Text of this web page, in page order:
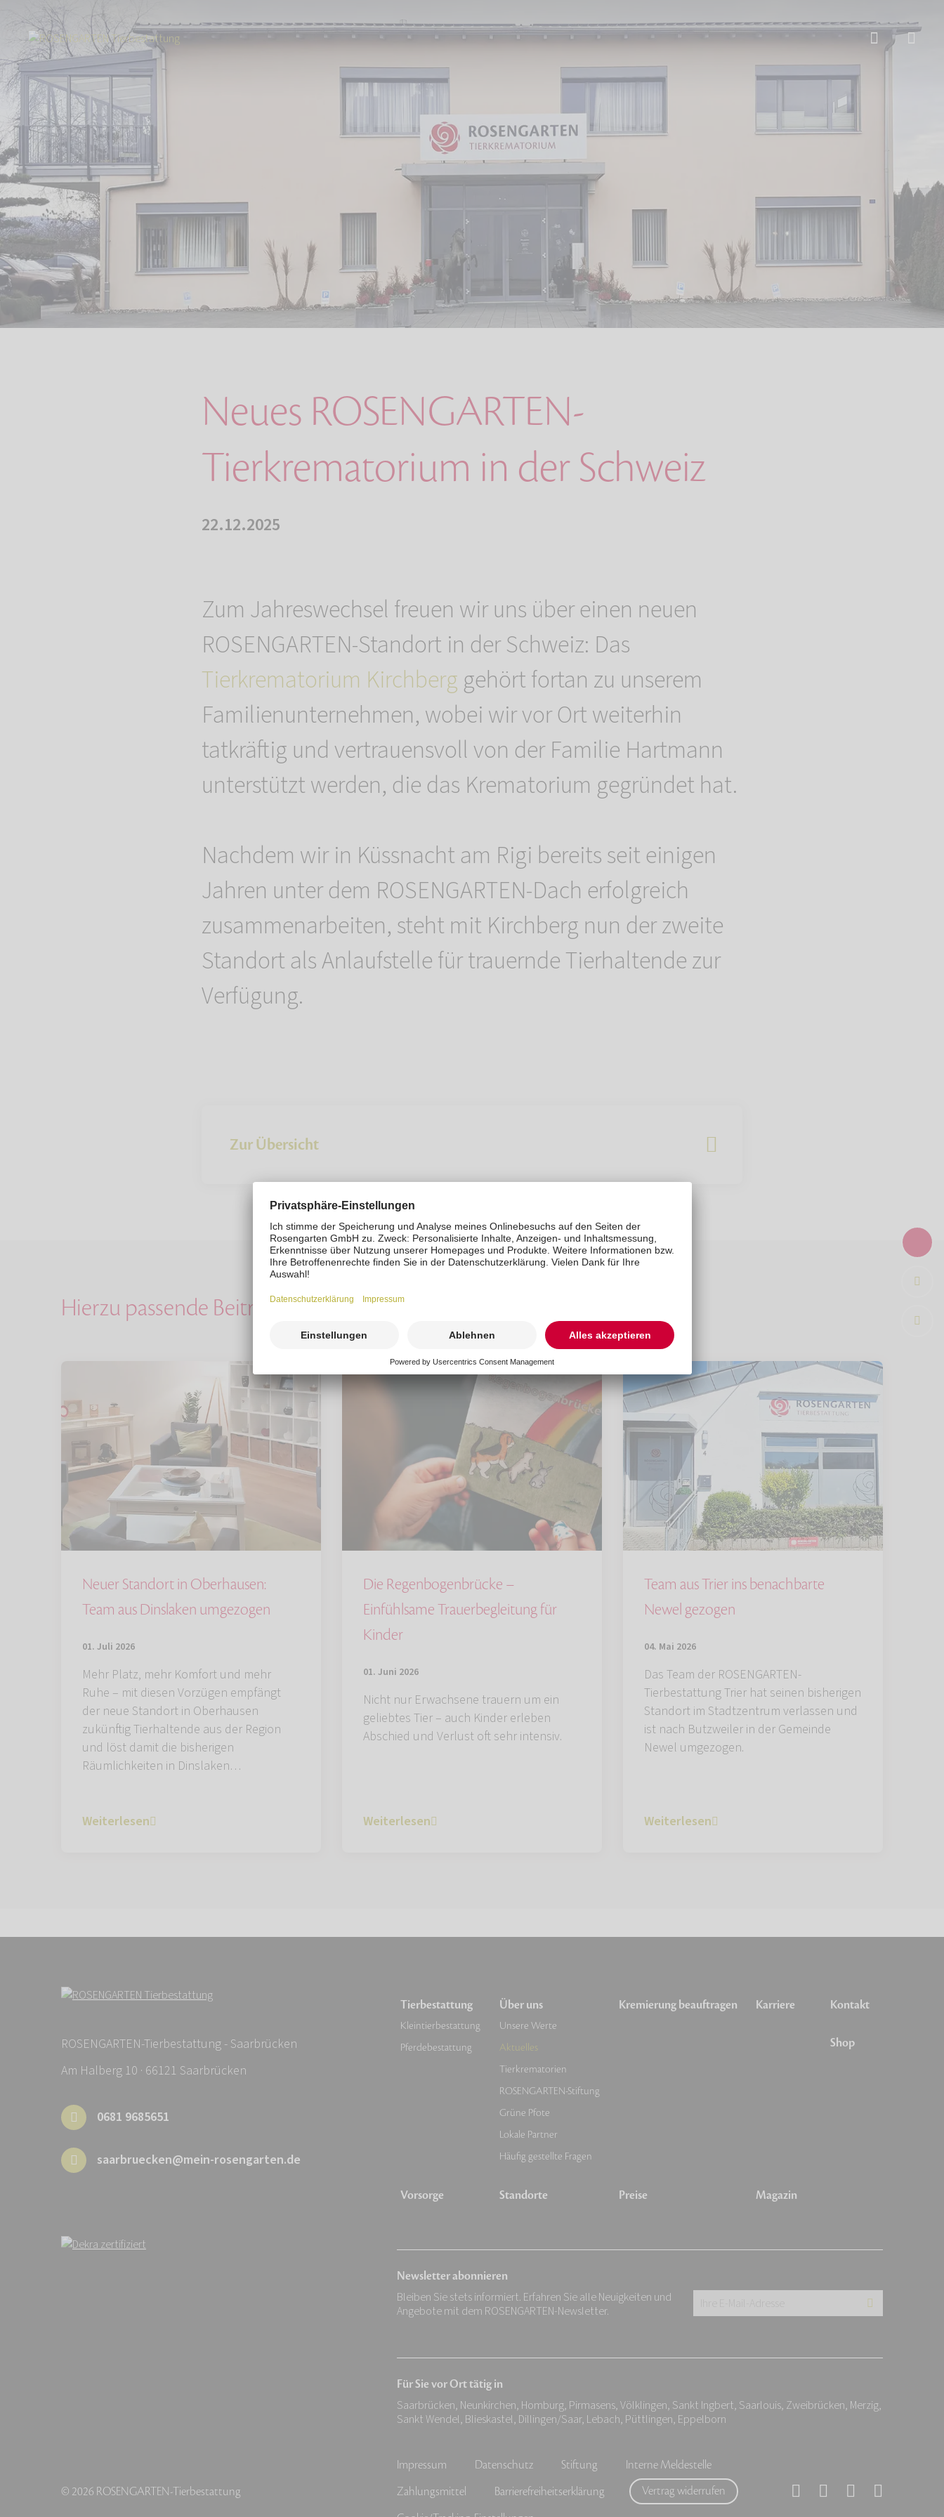
Start Über uns Neues ROSENGARTEN-Tierkrematorium in der Schweiz
Neues ROSENGARTEN-
Tierkrematorium in der Schweiz
22.12.2025
Zum Jahreswechsel freuen wir uns über einen neuen
ROSENGARTEN-Standort in der Schweiz: Das
Tierkrematorium Kirchberg gehört fortan zu unserem
Familienunternehmen, wobei wir vor Ort weiterhin
tatkräftig und vertrauensvoll von der Familie Hartmann
unterstützt werden, die das Krematorium gegründet hat.
Nachdem wir in Küssnacht am Rigi bereits seit einigen
Jahren unter dem ROSENGARTEN-Dach erfolgreich
zusammenarbeiten, steht mit Kirchberg nun der zweite
Standort als Anlaufstelle für trauernde Tierhaltende zur
Verfügung.
Zur Übersicht
Hierzu passende Beiträge
Neuer Standort in Oberhausen:
Team aus Dinslaken umgezogen
01. Juli 2026
Mehr Platz, mehr Komfort und mehr
Ruhe – mit diesen Vorzügen empfängt
der neue Standort in Oberhausen
zukünftig Tierhaltende aus der Region
und löst damit die bisherigen
Räumlichkeiten in Dinslaken…
Weiterlesen
Die Regenbogenbrücke –
Einfühlsame Trauerbegleitung für
Kinder
01. Juni 2026
Nicht nur Erwachsene trauern um ein
geliebtes Tier – auch Kinder erleben
Abschied und Verlust oft sehr intensiv.
Weiterlesen
Team aus Trier ins benachbarte
Newel gezogen
04. Mai 2026
Das Team der ROSENGARTEN-
Tierbestattung Trier hat seinen bisherigen
Standort im Stadtzentrum verlassen und
ist nach Butzweiler in der Gemeinde
Newel umgezogen.
Weiterlesen
ROSENGARTEN-Tierbestattung - Saarbrücken
Am Halberg 10 · 66121 Saarbrücken
0681 9685651
saarbruecken@mein-rosengarten.de
Tierbestattung
Kleintierbestattung
Pferdebestattung
Vorsorge
Über uns
Unsere Werte
Aktuelles
Tierkrematorien
ROSENGARTEN-Stiftung
Grüne Pfote
Lokale Partner
Häufig gestellte Fragen
Standorte
Kremierung beauftragen
Preise
Karriere
Magazin
Kontakt
Shop
Newsletter abonnieren
Bleiben Sie stets informiert. Erfahren Sie alle Neuigkeiten und
Angebote mit dem ROSENGARTEN-Newsletter.
E-
Für Sie vor Ort tätig in
Saarbrücken, Neunkirchen, Homburg, Pirmasens, Völklingen, Sankt Ingbert, Saarlouis, Zweibrücken, Merzig,
Sankt Wendel, Blieskastel, Dillingen/Saar, Lebach, Püttlingen, Eppelborn
Impressum Datenschutz Stiftung
Interne Meldestelle
Zahlungsmittel
Barrierefreiheitserklärung
Vertrag widerrufen
© 2026 ROSENGARTEN-Tierbestattung